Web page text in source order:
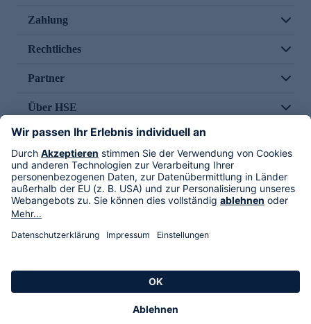
Zahlung
Rechtliches
Partner
Über HSE
Im TV
HSE International